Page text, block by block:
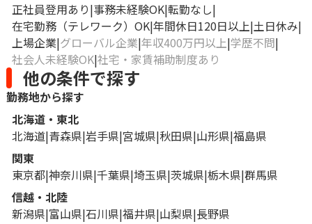
正社員登用あり 事務未経験OK 転勤なし
在宅勤務（テレワーク）OK 年間休日120日以上 土日休み
上場企業 グローバル企業 年収400万円以上 学歴不問
社会人未経験OK 社宅・家賃補助制度あり
他の条件で探す
勤務地から探す
北海道・東北
北海道 青森県 岩手県 宮城県 秋田県 山形県 福島県
関東
東京都 神奈川県 千葉県 埼玉県 茨城県 栃木県 群馬県
信越・北陸
新潟県 富山県 石川県 福井県 山梨県 長野県